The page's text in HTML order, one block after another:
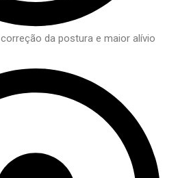
correção da postura e maior alívio